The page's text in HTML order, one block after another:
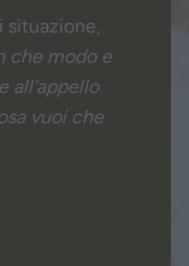
che modo e
all’appello
vuoi che